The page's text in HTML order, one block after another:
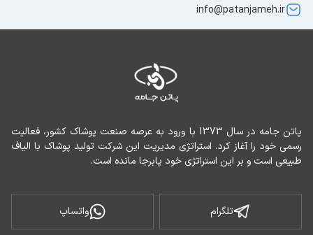
طبیعی است و بر این استراتژی خود پابرجا مانده است.
تلگرام واتساپ
info@patanjameh.ir